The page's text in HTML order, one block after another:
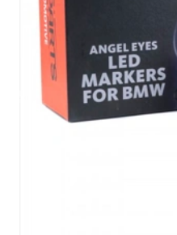
Motociklu un velosipēdu
apgaismojums un aksesuāri
Serviss
Automobiļu lukturu remonts un
atjaunošana